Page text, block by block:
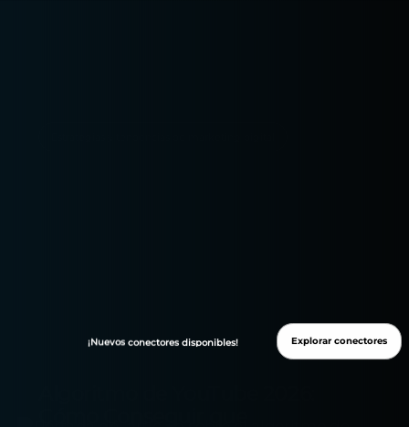
¡Nuevos conectores disponibles! Explorar conectores